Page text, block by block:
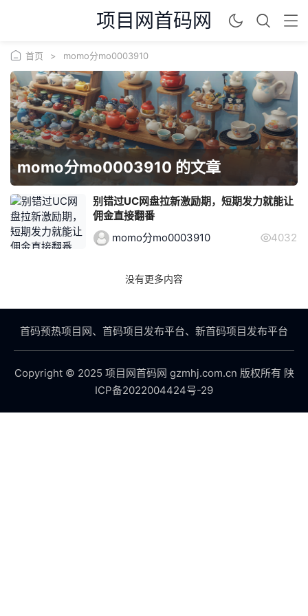
项目网首码网
首页 > momo分mo0003910
momo分mo0003910 的文章
别错过UC网盘拉新激励期，短期发力就能让
佣金直接翻番
momo分mo0003910
4032
没有更多内容
首码预热项目网、首码项目发布平台、新首码项目发布平台
Copyright © 2025 项目网首码网 gzmhj.com.cn 版权所有 陕
ICP备2022004424号-29